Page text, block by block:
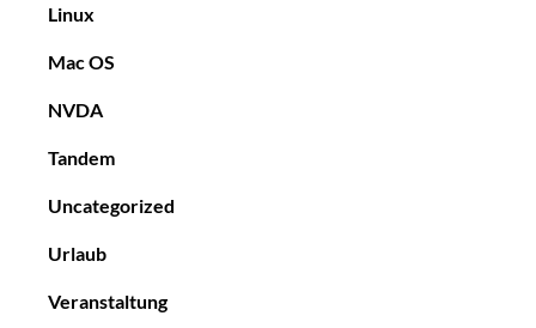
Linux
Mac OS
NVDA
Tandem
Uncategorized
Urlaub
Veranstaltung